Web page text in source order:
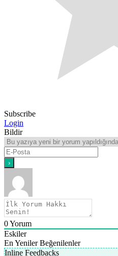
Subscribe
Login
Bildir
0Yorum
Eskiler
En Yeniler Beğenilenler
Inline Feedbacks